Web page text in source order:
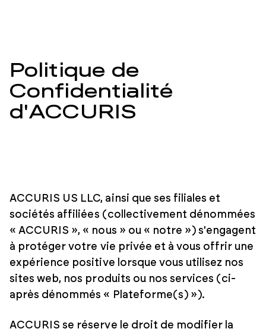
Politique de
Confidentialité
d'ACCURIS
ACCURIS US LLC, ainsi que ses filiales et
sociétés affiliées (collectivement dénommées
« ACCURIS », « nous » ou « notre ») s'engagent
à protéger votre vie privée et à vous offrir une
expérience positive lorsque vous utilisez nos
sites web, nos produits ou nos services (ci-
après dénommés « Plateforme(s) »).
ACCURIS se réserve le droit de modifier la